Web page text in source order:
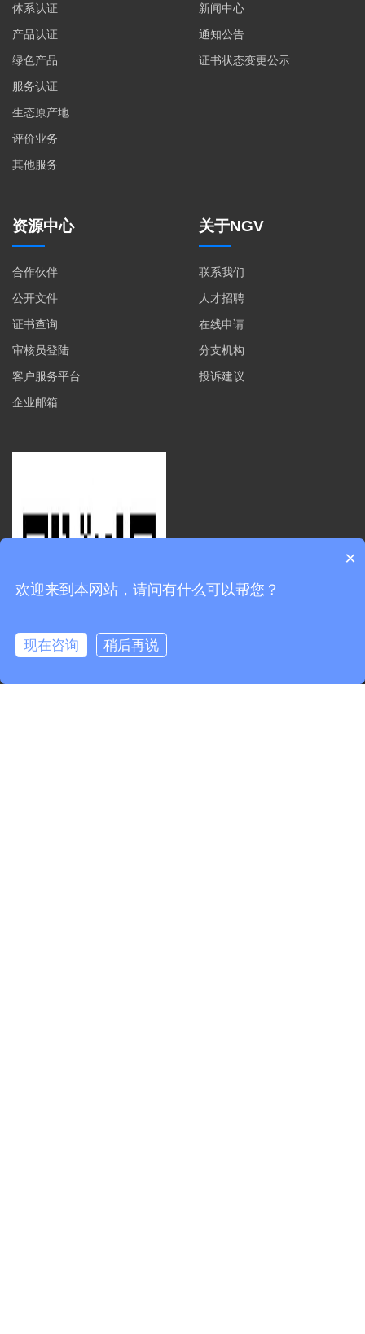
体系认证
产品认证
绿色产品
服务认证
生态原产地
评价业务
其他服务
新闻中心
通知公告
证书状态变更公示
资源中心
合作伙伴
公开文件
证书查询
审核员登陆
客户服务平台
企业邮箱
关于NGV
联系我们
人才招聘
在线申请
分支机构
投诉建议
×
欢迎来到本网站，请问有什么可以帮您？
现在咨询 稍后再说